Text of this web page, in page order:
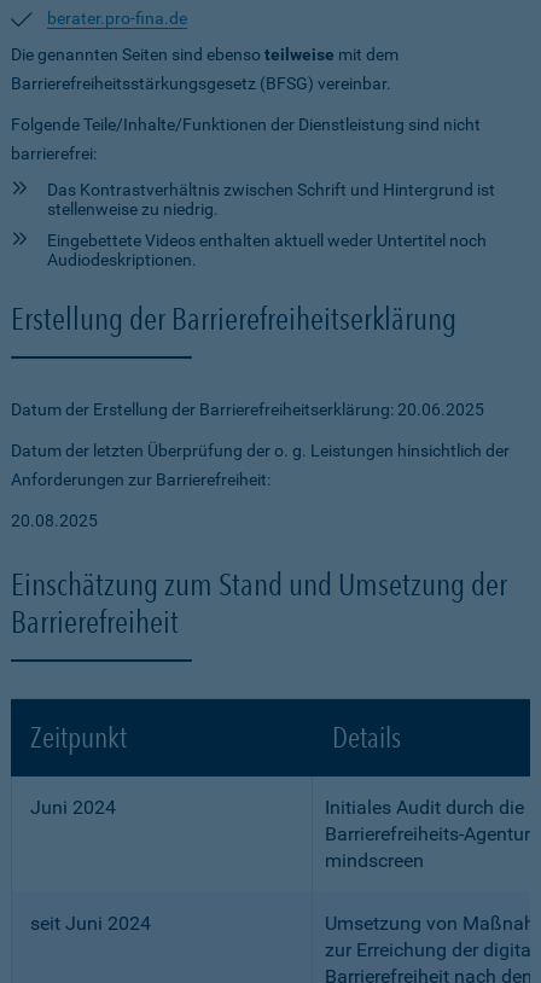
berater.pro-fina.de
Die genannten Seiten sind ebensoteilweise mit dem
Barrierefreiheitsstärkungsgesetz (BFSG) vereinbar.
Folgende Teile/Inhalte/Funktionen der Dienstleistung sind nicht
barrierefrei:
Das Kontrastverhältnis zwischen Schrift und Hintergrund ist
stellenweise zu niedrig.
Eingebettete Videos enthalten aktuell weder Untertitel noch
Audiodeskriptionen.
Erstellung der Barrierefreiheitserklärung
Datum der Erstellung der Barrierefreiheitserklärung: 20.06.2025
Datum der letzten Überprüfung der o. g. Leistungen hinsichtlich der
Anforderungen zur Barrierefreiheit:
20.08.2025
Einschätzung zum Stand und Umsetzung der
Barrierefreiheit
Zeitpunkt Details
Juni 2024
Initiales Audit durch die
Barrierefreiheits-Agentur
mindscreen
seit Juni 2024
Umsetzung von
zur Erreichung der
Barrierefreiheit nach den